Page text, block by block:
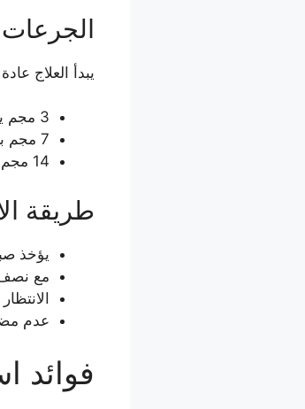
يبدأ العلاج
3 مجم يوميًا كبداية
7 مجم بعد فترة التكيف
14 مجم كجرعة علاجية أعلى حسب الحالة
طريقة
يؤخذ
مع
الانتظار 30 دقيقة قبل تناول الطعام
عدم
فوائد